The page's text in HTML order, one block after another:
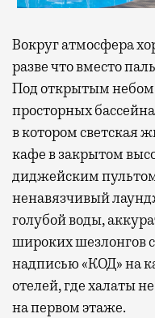
Вокруг атмосфера
разве что вместо
Под открытым
просторных
в котором светская
кафе в закрытом
диджейским
ненавязчивый
голубой воды,
широких шезлонгов
надписью «КОД» на
отелей, где халаты
на первом этаже.